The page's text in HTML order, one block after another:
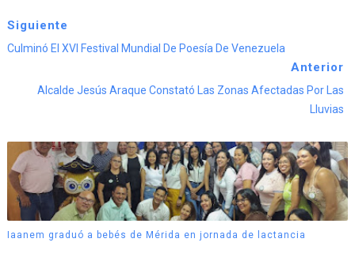
Siguiente
Culminó El XVI Festival Mundial De Poesía De Venezuela
Anterior
Alcalde Jesús Araque Constató Las Zonas Afectadas Por Las
Lluvias
Iaanem graduó a bebés de Mérida en jornada de lactancia